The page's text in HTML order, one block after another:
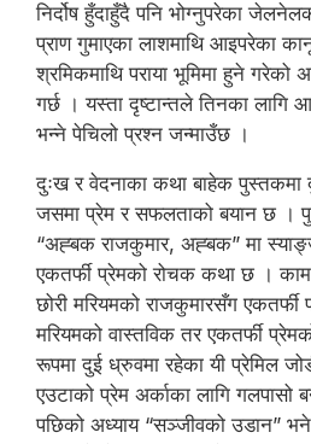
निर्दोष हुँदाहुँदै पनि भोग्नुपरेका
प्राण गुमाएका लाशमाथि आइपरेका
श्रमिकमाथि पराया भूमिमा हुने गरेको
गर्छ । यस्ता दृष्टान्तले तिनका लागि
भन्ने पेचिलो प्रश्न जन्माउँछ ।
दुःख र वेदनाका कथा बाहेक
जसमा प्रेम र सफलताको बयान छ ।
“अह्बक राजकुमार, अह्बक” मा
एकतर्फी प्रेमको रोचक कथा छ ।
छोरी मरियमको राजकुमारसँग एकतर्फी
मरियमको वास्तविक तर एकतर्फी
रूपमा दुई ध्रुवमा रहेका यी प्रेमिल
एउटाको प्रेम अर्काका लागि
पछिको अध्याय “सञ्जीवको उडान”